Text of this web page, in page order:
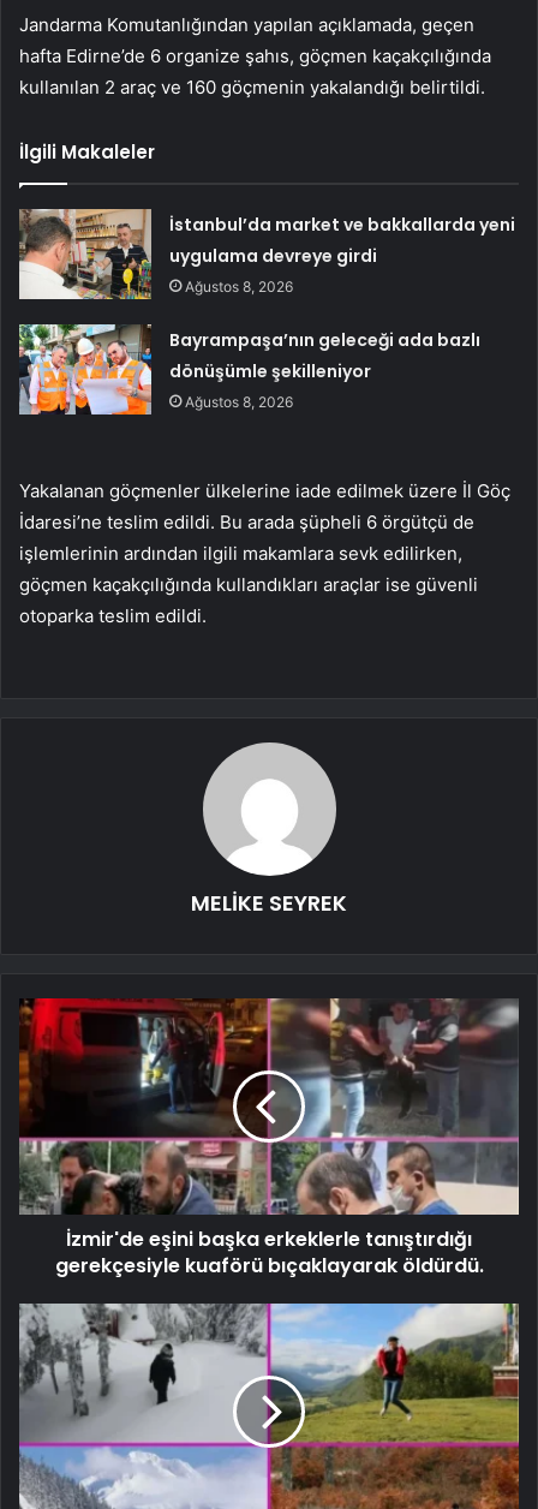
Jandarma Komutanlığından yapılan açıklamada, geçen
hafta Edirne’de 6 organize şahıs, göçmen kaçakçılığında
kullanılan 2 araç ve 160 göçmenin yakalandığı belirtildi.
İlgili Makaleler
İstanbul’da market ve bakkallarda yeni
uygulama devreye girdi
Ağustos 8, 2026
Bayrampaşa’nın geleceği ada bazlı
dönüşümle şekilleniyor
Ağustos 8, 2026
Yakalanan göçmenler ülkelerine iade edilmek üzere İl Göç
İdaresi’ne teslim edildi. Bu arada şüpheli 6 örgütçü de
işlemlerinin ardından ilgili makamlara sevk edilirken,
göçmen kaçakçılığında kullandıkları araçlar ise güvenli
otoparka teslim edildi.
MELİKE SEYREK
İzmir'de eşini başka erkeklerle tanıştırdığı
gerekçesiyle kuaförü bıçaklayarak öldürdü.